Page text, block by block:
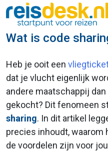
Wat is code
Heb je ooit een
dat je vlucht eigenlijk
andere maatschappij
gekocht? Dit fenomeen
sharing. In dit artikel
precies inhoudt,
de voordelen zijn voor